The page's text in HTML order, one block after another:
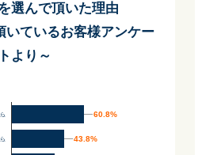
選んで頂いた理由
いているお客様アンケー
トより～
60.8%
60.8%
43.8%
43.8%